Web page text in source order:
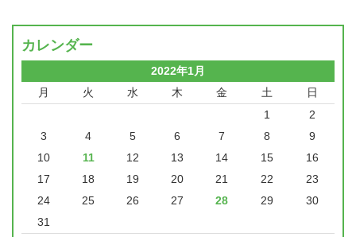
カレンダー
2022年1月
月
火 水 木 金 土 日
1
2
3
4 5 6 7 8
9
10
11 12 13 14 15
16
17
18 19 20 21 22
23
24
25 26 27 28 29
30
31